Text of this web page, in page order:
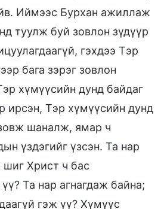
Иймээс Бурхан ажиллаж
туулж буй зовлон зүдүүр
гэхдээ Тэр
бага зэрэг зовлон
хүмүүсийн дунд байдаг
ирсэн, Тэр хүмүүсийн дунд
шаналж, ямар ч
үздэгийг үзсэн. Та нар
шиг Христ ч бас
Та нар агнагдаж байна;
гэж үү? Хүмүүс